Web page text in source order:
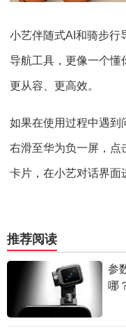
小艺伴随式AI和骑步行
导航工具，更像一个懂
更从容、更高效。
如果在使用过程中遇到
右滑至华为负一屏，点
卡片，在小艺对话界面
推荐阅读
参
哪